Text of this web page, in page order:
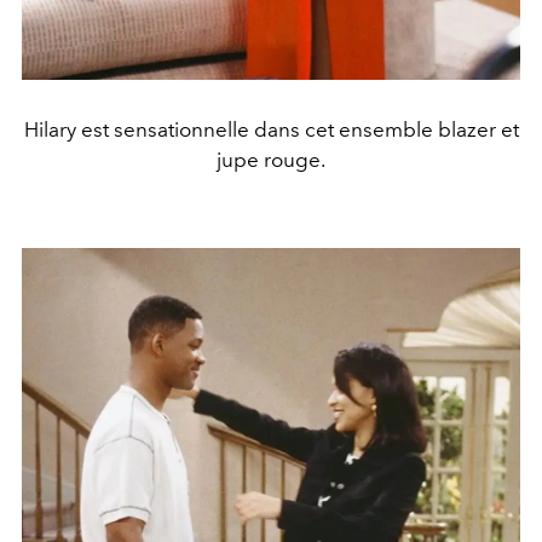
Hilary est sensationnelle dans cet ensemble blazer et
jupe rouge.